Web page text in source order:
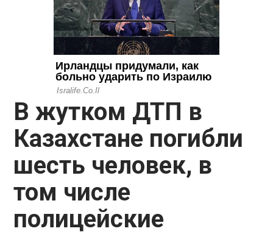
В жутком ДТП в
Казахстане погибли
шесть человек, в
том числе
полицейские